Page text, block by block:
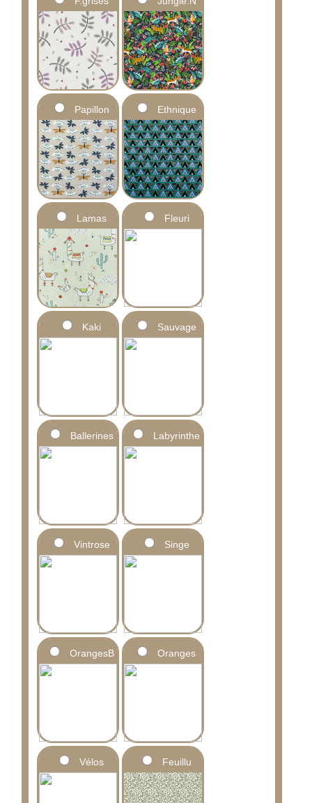
Papillon Ethnique
Lamas Fleuri
Kaki Sauvage
Ballerines Labyrinthe
Vintrose Singe
OrangesB Oranges
Vélos Feuillu